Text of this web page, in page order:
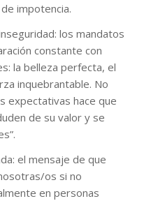
impotencia.
los mandatos
constante con
la belleza perfecta, el
inquebrantable. No
expectativas hace que
de su valor y se
el mensaje de que
os si no
en personas